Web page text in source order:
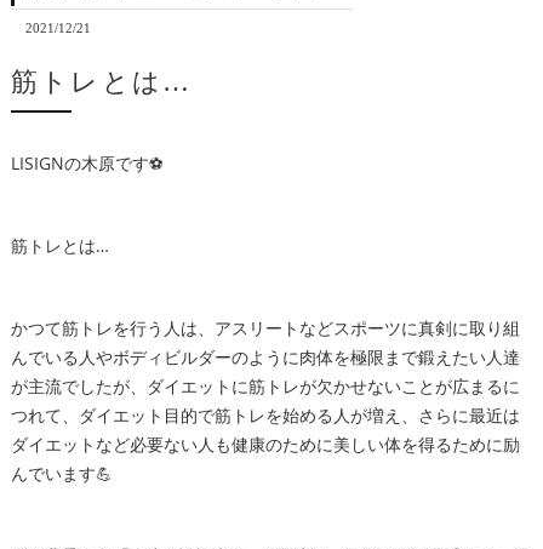
2021/12/21
筋トレとは…
LISIGNの木原です⚽️
筋トレとは…
かつて筋トレを行う人は、アスリートなどスポーツに真剣に取り組
んでいる人やボディビルダーのように肉体を極限まで鍛えたい人達
が主流でしたが、ダイエットに筋トレが欠かせないことが広まるに
つれて、ダイエット目的で筋トレを始める人が増え、さらに最近は
ダイエットなど必要ない人も健康のために美しい体を得るために励
んでいます💪